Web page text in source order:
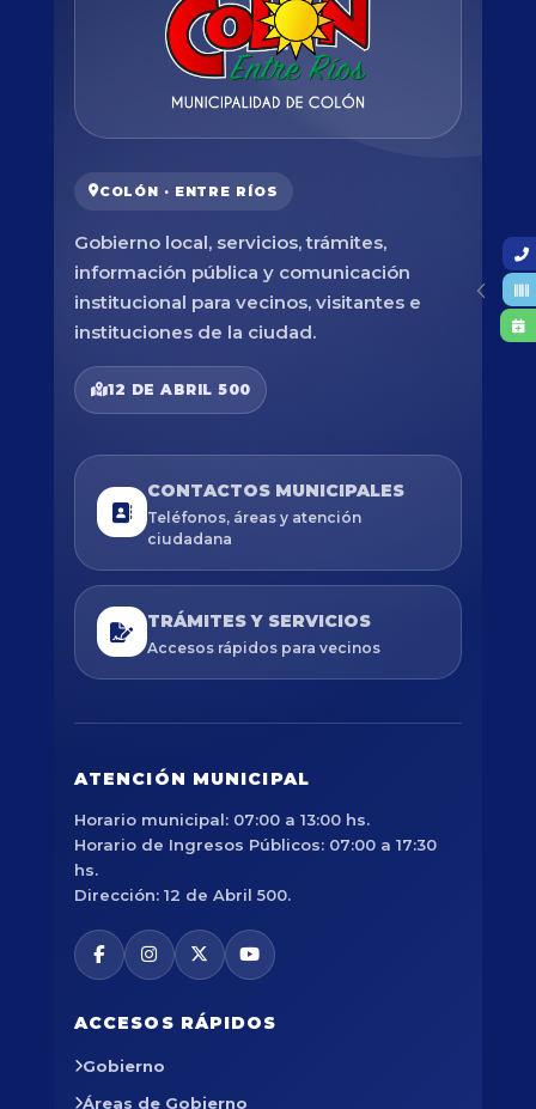
COLÓN · ENTRE RÍOS
Gobierno local, servicios, trámites,
información pública y comunicación
institucional para vecinos, visitantes e
instituciones de la ciudad.
12 DE ABRIL 500
CONTACTOS MUNICIPALES
Teléfonos, áreas y atención
ciudadana
TRÁMITES Y SERVICIOS
Accesos rápidos para vecinos
ATENCIÓN MUNICIPAL
Horario municipal: 07:00 a 13:00 hs.
Horario de Ingresos Públicos: 07:00 a 17:30
hs.
Dirección: 12 de Abril 500.
ACCESOS RÁPIDOS
Gobierno
Áreas de Gobierno